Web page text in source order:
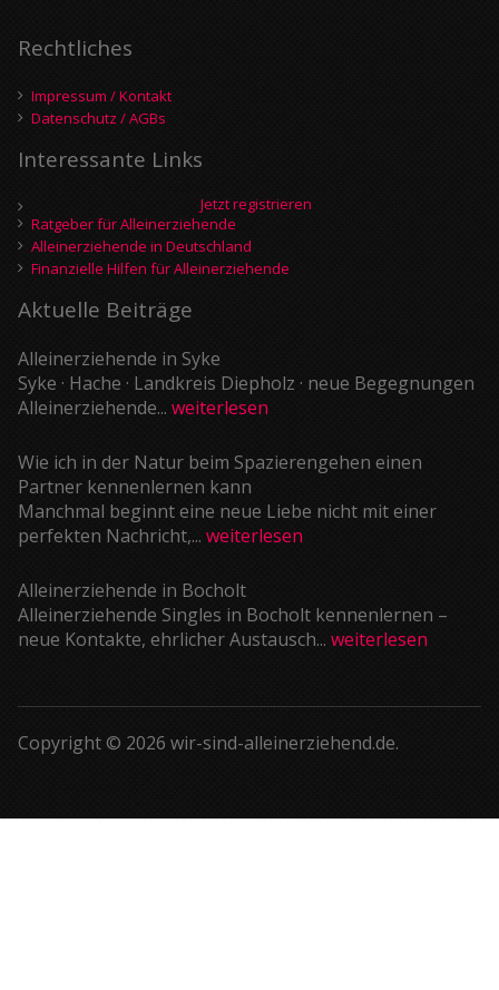
Rechtliches
Impressum / Kontakt
Datenschutz / AGBs
Interessante Links
Jetzt registrieren
Ratgeber für Alleinerziehende
Alleinerziehende in Deutschland
Finanzielle Hilfen für Alleinerziehende
Aktuelle Beiträge
Alleinerziehende in Syke
Syke · Hache · Landkreis Diepholz · neue Begegnungen
Alleinerziehende... weiterlesen
Wie ich in der Natur beim Spazierengehen einen
Partner kennenlernen kann
Manchmal beginnt eine neue Liebe nicht mit einer
perfekten Nachricht,... weiterlesen
Alleinerziehende in Bocholt
Alleinerziehende Singles in Bocholt kennenlernen –
neue Kontakte, ehrlicher Austausch... weiterlesen
Copyright © 2026 wir-sind-alleinerziehend.de.